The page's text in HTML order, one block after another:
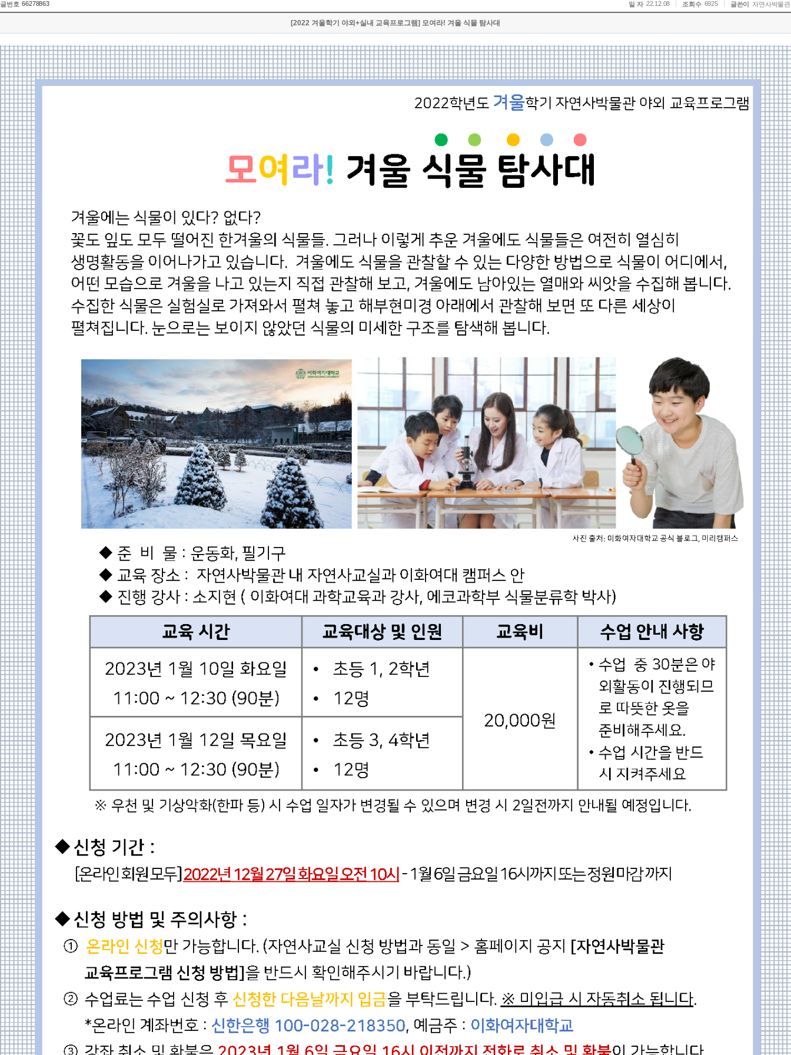
글번호 66278863 일 자 22.12.08 조회수 6925 글쓴이 자연사박물관
[2022 겨울학기 야외+실내 교육프로그램] 모여라! 겨울 식물 탐사대